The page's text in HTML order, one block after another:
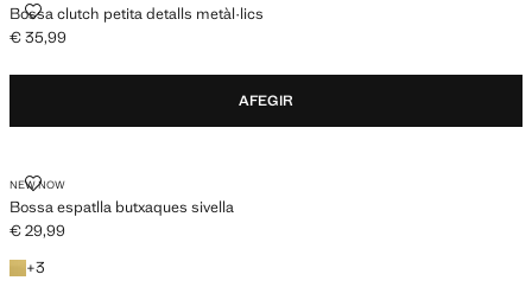
Bossa clutch petita detalls metàl·lics
BOSSA CLUTCH PETITA DETALLS METÀL·LICS
Preu actual [€ 35,99 ]
€ 35,99
AFEGIR
NEW NOW
Bossa espatlla butxaques sivella
BOSSA ESPATLLA BUTXAQUES SIVELLA
Preu actual [€ 29,99 ]
€ 29,99
+3
+3 colors